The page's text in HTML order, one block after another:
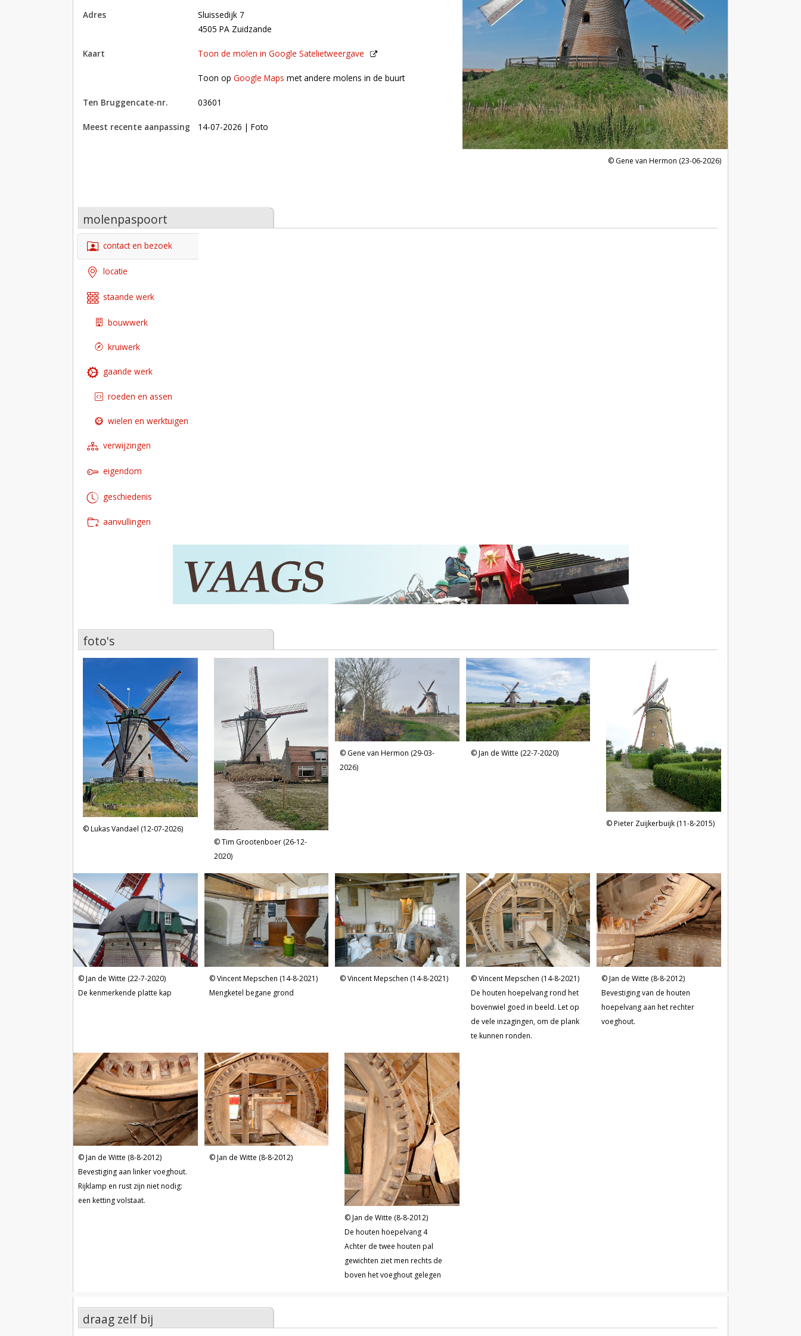
adres
Sluissedijk 7
4505 PA Zuidzande
kaart Toon de molen in Google Satelietweergave
Toon op Google Maps met andere molens in de buurt
Toon op Google Maps met andere molens in de buurt
Ten Bruggencate-nr. 03601
Meest recente aanpassing 14-07-2026 | Foto
Gene van Hermon (23-06-2026)
molenpaspoort
contact en bezoek
locatie
staande werk
bouwwerk
kruiwerk
gaande werk
roeden en assen
wielen en werktuigen
verwijzingen
eigendom
geschiedenis
aanvullingen
foto's
Lukas Vandael (12-07-2026)
Tim Grootenboer (26-12-
2020)
Gene van Hermon (29-03-
2026)
Jan de Witte (22-7-2020)
Pieter Zuijkerbuijk (11-8-2015)
Jan de Witte (22-7-2020)
De kenmerkende platte kap
Vincent Mepschen (14-8-2021)
Mengketel begane grond
Vincent Mepschen (14-8-2021)
Vincent Mepschen (14-8-2021)
De houten hoepelvang rond het
bovenwiel goed in beeld. Let op
de vele inzagingen, om de plank
te kunnen ronden.
Jan de Witte (8-8-2012)
Bevestiging van de houten
hoepelvang aan het rechter
voeghout.
Jan de Witte (8-8-2012)
Bevestiging aan linker voeghout.
Rijklamp en rust zijn niet nodig:
een ketting volstaat.
Jan de Witte (8-8-2012)
Jan de Witte (8-8-2012)
De houten hoepelvang 4
Achter de twee houten pal
gewichten ziet men rechts de
boven het voeghout gelegen
draag zelf bij